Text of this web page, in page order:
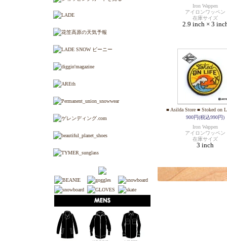
Iron Wappen
アイロンワッペン
在庫サイズ
2.9 inch × 3
■ Asilda Store ■ Stoked on
900円(税込990円)
Iron Wappen
アイロンワッペン
在庫サイズ
3 inch